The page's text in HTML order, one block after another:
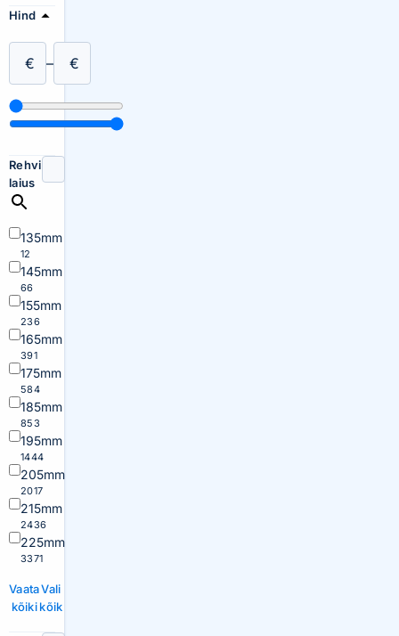
Hind
€ – €
Rehvi
laius
135mm
12
145mm
66
155mm
236
165mm
391
175mm
584
185mm
853
195mm
1444
205mm
2017
215mm
2436
225mm
3371
Vaata
kõiki
Vali
kõik